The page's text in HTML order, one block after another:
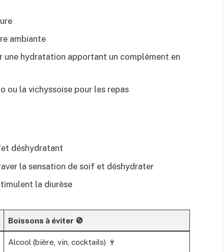
ambiante
une hydratation apportant un complément en
ou la vichyssoise pour les repas
déshydratant
la sensation de soif et déshydrater
la diurèse
Boissons à éviter 🚫
Alcool (bière, vin, cocktails) 🍷